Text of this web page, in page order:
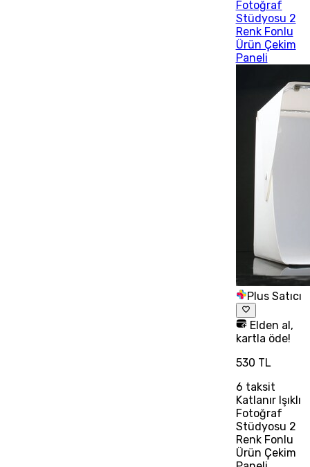
Fotoğraf
Stüdyosu 2
Renk Fonlu
Ürün Çekim
Paneli
Plus Satıcı
Elden al,
kartla öde!
530 TL
6 taksit
Katlanır Işıklı
Fotoğraf
Stüdyosu 2
Renk Fonlu
Ürün Çekim